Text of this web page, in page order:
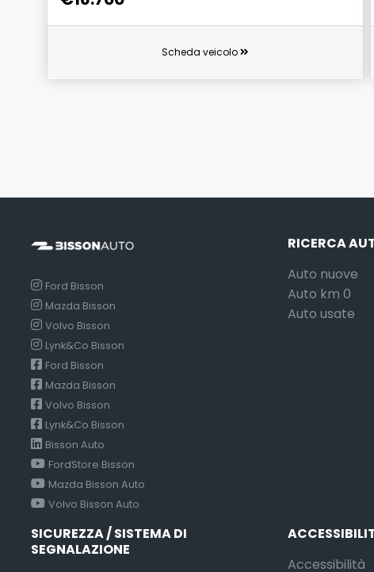
Scheda veicolo
Ford Bisson
Mazda Bisson
Volvo Bisson
Lynk&Co Bisson
Ford Bisson
Mazda Bisson
Volvo Bisson
Lynk&Co Bisson
Bisson Auto
FordStore Bisson
Mazda Bisson Auto
Volvo Bisson Auto
RICERCA
Auto nuove
Auto km 0
Auto usate
SICUREZZA / SISTEMA DI
SEGNALAZIONE
Accessibilità